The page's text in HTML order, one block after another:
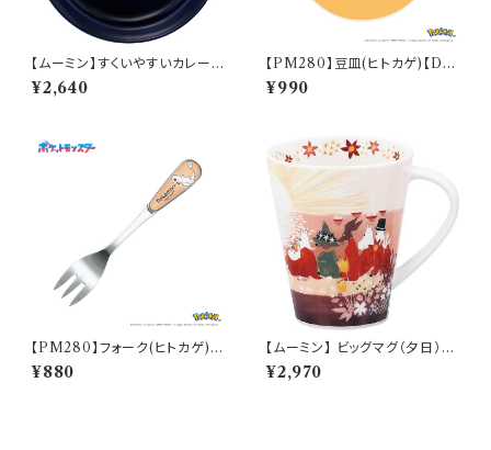
【ムーミン】すくいやすいカレー皿
（スナフキン）【MM9000】MM
9003-320
¥2,640
【PM280】豆皿(ヒトカゲ)【Dail
y Sketch】PM282-333
¥990
【PM280】フォーク(ヒトカゲ)
【Daily Sketch】PM282-851
¥880
【ムーミン】 ビッグマグ（夕日）
【MM3200】
¥2,970